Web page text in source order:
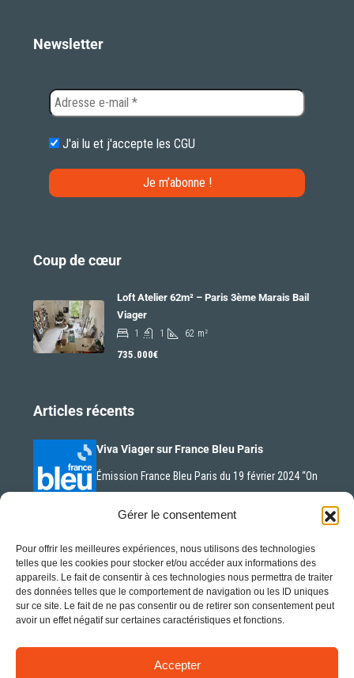
Gérer le consentement
Pour offrir les meilleures expériences, nous utilisons des technologies
telles que les cookies pour stocker et/ou accéder aux informations des
appareils. Le fait de consentir à ces technologies nous permettra de traiter
des données telles que le comportement de navigation ou les ID uniques
sur ce site. Le fait de ne pas consentir ou de retirer son consentement peut
avoir un effet négatif sur certaines caractéristiques et fonctions.
Accepter
Newsletter
J'ai lu et j'accepte les CGU
Coup de cœur
Loft Atelier 62m² – Paris 3ème Marais Bail
Viager
1 1 62 m²
735.000€
Articles récents
Viva Viager sur France Bleu Paris
Émission France Bleu Paris du 19 février 2024 “On
La nue-propriété en plein essor
La nue-propriété est un concept d’investissement
immobilier qui gagne en…